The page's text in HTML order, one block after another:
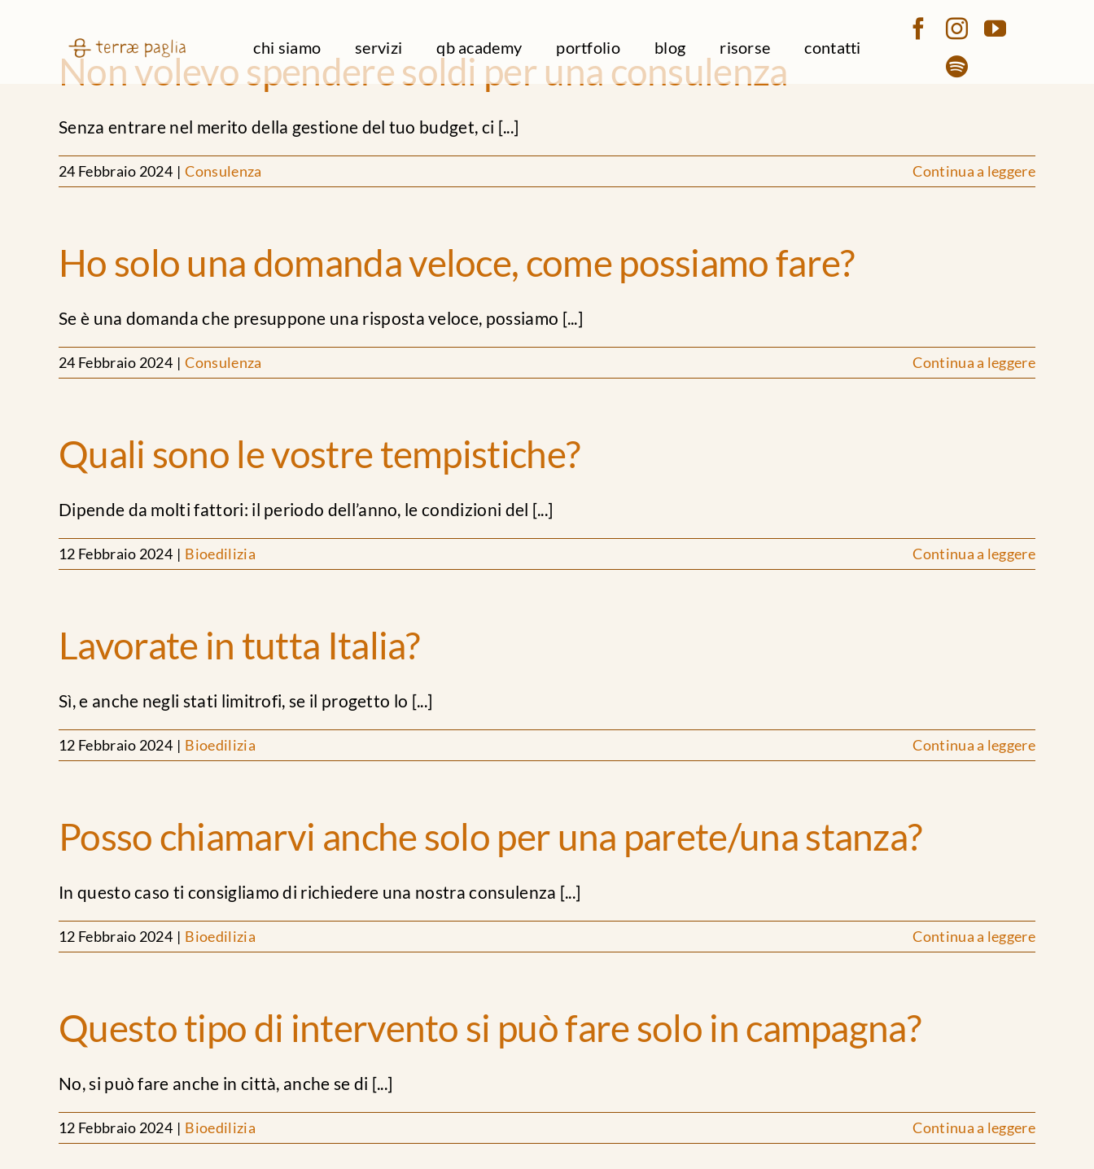
contenuto
chi siamo servizi qb academy portfolio blog risorse contatti
Non volevo spendere soldi per una consulenza
Senza entrare nel merito della gestione del tuo budget, ci [...]
24 Febbraio 2024 | Consulenza Continua a leggere
Ho solo una domanda veloce, come possiamo fare?
Se è una domanda che presuppone una risposta veloce, possiamo [...]
24 Febbraio 2024 | Consulenza Continua a leggere
Quali sono le vostre tempistiche?
Dipende da molti fattori: il periodo dell’anno, le condizioni del [...]
12 Febbraio 2024 | Bioedilizia Continua a leggere
Lavorate in tutta Italia?
Sì, e anche negli stati limitrofi, se il progetto lo [...]
12 Febbraio 2024 | Bioedilizia Continua a leggere
Posso chiamarvi anche solo per una parete/una stanza?
In questo caso ti consigliamo di richiedere una nostra consulenza [...]
12 Febbraio 2024 | Bioedilizia Continua a leggere
Questo tipo di intervento si può fare solo in campagna?
No, si può fare anche in città, anche se di [...]
12 Febbraio 2024 | Bioedilizia Continua a leggere